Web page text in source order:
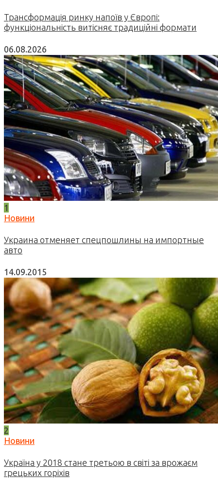
Трансформація ринку напоїв у Європі:
функціональність витісняє традиційні формати
06.08.2026
1
Новини
Украина отменяет спецпошлины на импортные
авто
14.09.2015
2
Новини
Україна у 2018 стане третьою в світі за врожаєм
грецьких горіхів